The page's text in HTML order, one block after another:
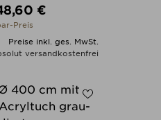
Preis €
Preis
Preise inkl. ges. MwSt.
versandkostenfrei